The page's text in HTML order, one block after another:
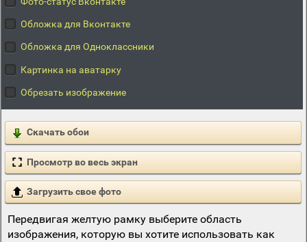
Обложка для Вконтакте
Обложка для Одноклассники
Картинка на аватарку
Обрезать изображение
Скачать обои
Просмотр во весь экран
Загрузить свое фото
Передвигая желтую рамку выберите область
изображения, которую вы хотите использовать как